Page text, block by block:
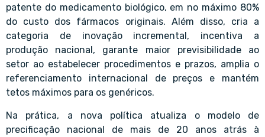
patente do medicamento biológico, em no máximo 80%
do custo dos fármacos originais. Além disso, cria a
categoria de inovação incremental, incentiva a
produção nacional, garante maior previsibilidade ao
setor ao estabelecer procedimentos e prazos, amplia o
referenciamento internacional de preços e mantém
tetos máximos para os genéricos.
Na prática, a nova política atualiza o modelo de
precificação nacional de mais de 20 anos atrás à